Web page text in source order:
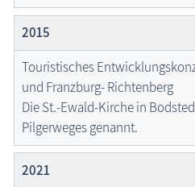
2015
Touristisches
und Franzburg- Richtenberg
Die St.-Ewald-Kirche in
Pilgerweges genannt.
2021